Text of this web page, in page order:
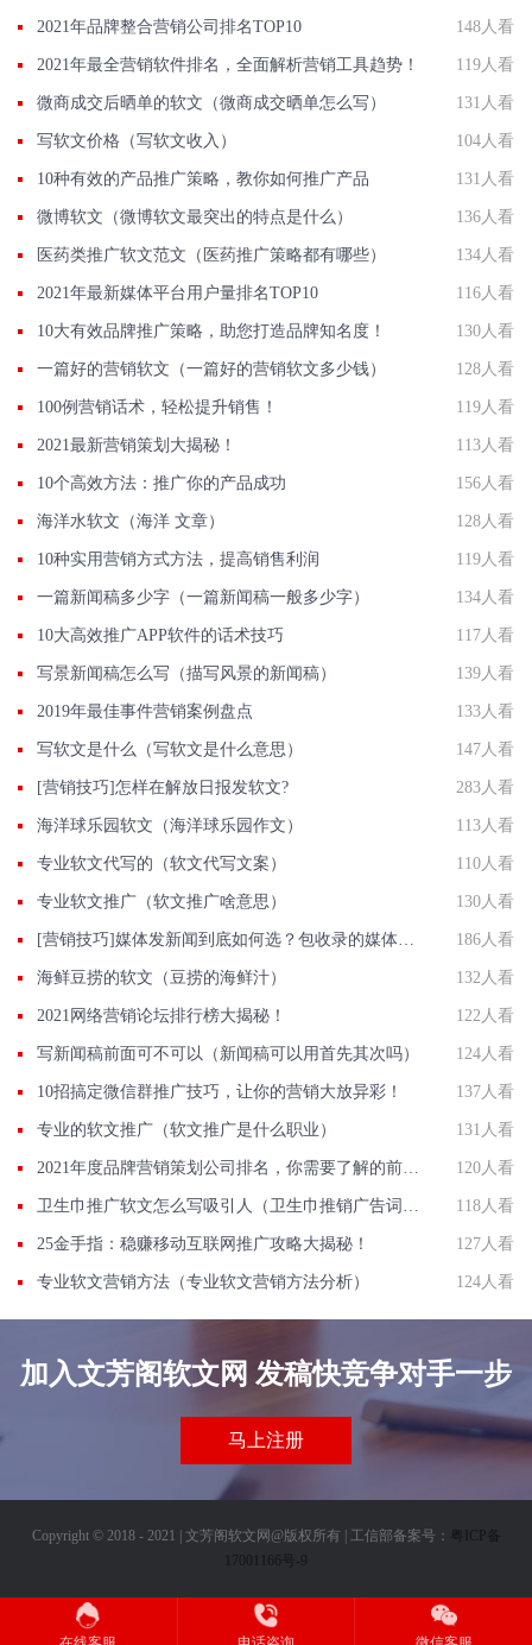
2021年品牌整合营销公司排名TOP10 148人看
2021年最全营销软件排名，全面解析营销工具趋势！ 119人看
微商成交后晒单的软文（微商成交晒单怎么写） 131人看
写软文价格（写软文收入） 104人看
10种有效的产品推广策略，教你如何推广产品 131人看
微博软文（微博软文最突出的特点是什么） 136人看
医药类推广软文范文（医药推广策略都有哪些） 134人看
2021年最新媒体平台用户量排名TOP10 116人看
10大有效品牌推广策略，助您打造品牌知名度！ 130人看
一篇好的营销软文（一篇好的营销软文多少钱） 128人看
100例营销话术，轻松提升销售！ 119人看
2021最新营销策划大揭秘！ 113人看
10个高效方法：推广你的产品成功 156人看
海洋水软文（海洋 文章） 128人看
10种实用营销方式方法，提高销售利润 119人看
一篇新闻稿多少字（一篇新闻稿一般多少字） 134人看
10大高效推广APP软件的话术技巧 117人看
写景新闻稿怎么写（描写风景的新闻稿） 139人看
2019年最佳事件营销案例盘点 133人看
写软文是什么（写软文是什么意思） 147人看
[营销技巧]怎样在解放日报发软文? 283人看
海洋球乐园软文（海洋球乐园作文） 113人看
专业软文代写的（软文代写文案） 110人看
专业软文推广（软文推广啥意思） 130人看
[营销技巧]媒体发新闻到底如何选？包收录的媒体有那些？国发软文网在线解答 186人看
海鲜豆捞的软文（豆捞的海鲜汁） 132人看
2021网络营销论坛排行榜大揭秘！ 122人看
写新闻稿前面可不可以（新闻稿可以用首先其次吗） 124人看
10招搞定微信群推广技巧，让你的营销大放异彩！ 137人看
专业的软文推广（软文推广是什么职业） 131人看
2021年度品牌营销策划公司排名，你需要了解的前10强 120人看
卫生巾推广软文怎么写吸引人（卫生巾推销广告词长篇） 118人看
25金手指：稳赚移动互联网推广攻略大揭秘！ 127人看
专业软文营销方法（专业软文营销方法分析） 124人看
加入文芳阁软文网 发稿快竞争对手一步
马上注册
Copyright © 2018 - 2021 | 文芳阁软文网@版权所有 | 工信部备案号： 粤ICP备
17001166号-9